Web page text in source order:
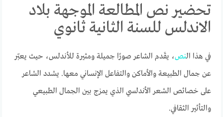
تحضير نص المطالعة الموجهة بلاد
الاندلس للسنة الثانية ثانوي
في هذا النص، يقَدم الشاعر صورًا جميلة ومثيرة للأندلس، حيث يعبّر
عن جمال الطبيعة والأماكن والتفاعل الإنساني معها. يشدد الشاعر
على خصائص الشعر الأندلسي الذي يمزج بين الجمال الطبيعي
والتأثير الثقافي.